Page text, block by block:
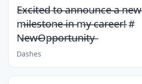
E̶x̶c̶i̶t̶e̶d̶ t̶o̶ ̶a̶n̶n̶o̶u̶n̶c̶e̶ ̶a̶ n̶e̶w̶
m̶i̶l̶e̶s̶t̶o̶n̶e̶ i̶n̶ m̶y̶ c̶̶a̶r̶e̶e̶r̶! #
N̶e̶w̶O̶p̶p̶o̶r̶t̶u̶n̶i̶t̶y̶
Dashes